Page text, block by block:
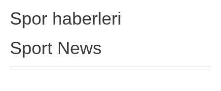
Spor haberleri
Sport News